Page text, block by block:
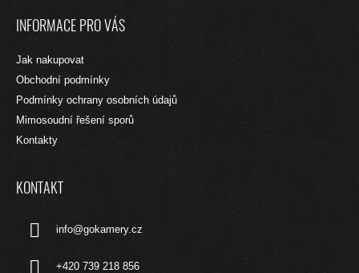
INFORMACE PRO VÁS
Jak nakupovat
Obchodní podmínky
Podmínky ochrany osobních údajů
Mimosoudní řešení sporů
Kontakty
KONTAKT
info@gokamery.cz
+420 739 218 856